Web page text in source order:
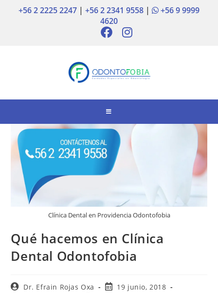
+56 2 2225 2247 | +56 2 2341 9558 |
+56 9 9999
4620
Clínica Dental en Providencia Odontofobia
Qué hacemos en Clínica
Dental Odontofobia
Dr. Efrain Rojas Oxa
19 junio, 2018